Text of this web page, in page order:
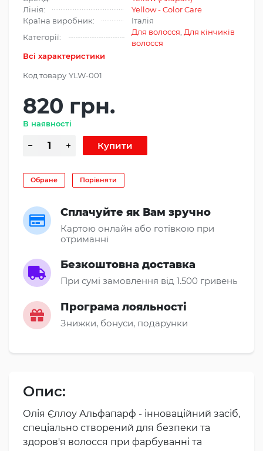
Лінія:
Yellow - Color Care
Країна виробник:
Італія
Категорії:
Для волосся Для кінчиків
волосся
Всі характеристики
Код товару YLW-001
820 грн.
В наявності
Обране Порівняти
Сплачуйте як Вам зручно
Картою онлайн або готівкою при
отриманні
Безкоштовна доставка
При сумі замовлення від 1.500 гривень
Програма лояльності
Знижки, бонуси, подарунки
Опис:
Олія Єллоу Альфапарф - інноваційний засіб,
спеціально створений для безпеки та
здоров'я волосся при фарбуванні та